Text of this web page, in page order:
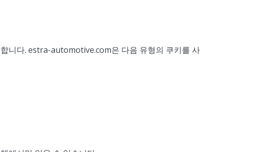
니다. estra-automotive.com은 다음 유형의 쿠키를 사